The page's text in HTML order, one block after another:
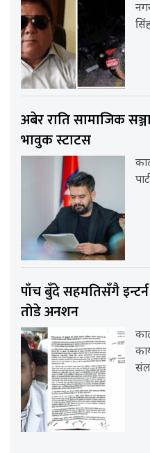
अबेर राति सामाजिक
भावुक स्टाटस
पाँच बुँदे सहमतिसँगै
तोडे अनशन